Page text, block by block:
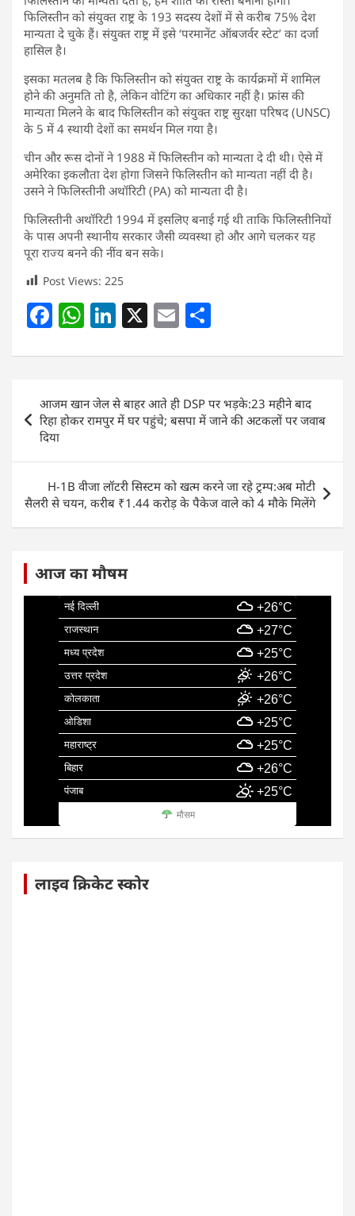
फिलिस्तीन को संयुक्त राष्ट्र के 193 सदस्य देशों में से करीब 75% देश
मान्यता दे चुके हैं। संयुक्त राष्ट्र में इसे ‘परमानेंट ऑबजर्वर स्टेट’ का दर्जा
हासिल है।
इसका मतलब है कि फिलिस्तीन को संयुक्त राष्ट्र के कार्यक्रमों में शामिल
होने की अनुमति तो है, लेकिन वोटिंग का अधिकार नहीं है। फ्रांस की
मान्यता मिलने के बाद फिलिस्तीन को संयुक्त राष्ट्र सुरक्षा परिषद (UNSC)
के 5 में 4 स्थायी देशों का समर्थन मिल गया है।
चीन और रूस दोनों ने 1988 में फिलिस्तीन को मान्यता दे दी थी। ऐसे में
अमेरिका इकलौता देश होगा जिसने फिलिस्तीन को मान्यता नहीं दी है।
उसने ने फिलिस्तीनी अथॉरिटी (PA) को मान्यता दी है।
फिलिस्तीनी अथॉरिटी 1994 में इसलिए बनाई गई थी ताकि फिलिस्तीनियों
के पास अपनी स्थानीय सरकार जैसी व्यवस्था हो और आगे चलकर यह
पूरा राज्य बनने की नींव बन सके।
Post Views: 225
F
c
e
b
o
o
k
W
at
s
A
p
Li
k
e
dI
X E
ai
l
ar
e
navigation
आजम खान जेल से बाहर आते ही DSP पर भड़के:23 महीने बाद
रिहा होकर रामपुर में घर पहुंचे; बसपा में जाने की अटकलों पर जवाब
दिया
H-1B वीजा लॉटरी सिस्टम को खत्म करने जा रहे ट्रम्प:अब मोटी
सैलरी से चयन, करीब ₹1.44 करोड़ के पैकेज वाले को 4 मौके मिलेंगे
आज का मौषम
नई दिल्ली +26°C
राजस्थान +27°C
मध्य प्रदेश +25°C
उत्तर प्रदेश +26°C
कोलकाता +26°C
ओडिशा +25°C
महाराष्ट्र +25°C
बिहार +26°C
पंजाब +25°C
मौसम
लाइव क्रिकेट स्कोर